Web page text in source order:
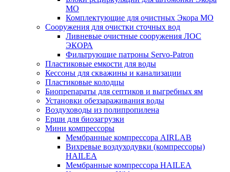
МО
Комплектующие для очистных Экора МО
Сооружения для очистки сточных вод
Ливневые очистные сооружения ЛОС
ЭКОРА
Фильтрующие патроны Servo-Patron
Пластиковые емкости для воды
Кессоны для скважины и канализации
Пластиковые колодцы
Биопрепараты для септиков и выгребных ям
Установки обеззараживания воды
Воздуховоды из полипропилена
Ерши для биозагрузки
Мини компрессоры
Мембранные компрессора AIRLAB
Вихревые воздуходувки (компрессоры)
HAILEA
Мембранные компрессора HAILEA